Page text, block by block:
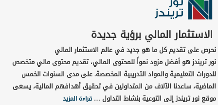
الاستثمار المالي برؤية جديدة
نحرص على تقديم كل ما هو جديد في عالم الاستثمار المالي
نور تريندز هو أفضل مزود نمواً للمحتوى المالي، تقديم محتوى مالي متخصص
للدورات التعليمية والمواد التدريبية المخصصة. على مدى السنوات الخمس
الماضية، ساعدنا الآلاف من المتداولين في تحقيق أهدافهم المالية، يسعى
موقع نور تريندز إلى التوعية بنشاط التداول …قراءة المزيد